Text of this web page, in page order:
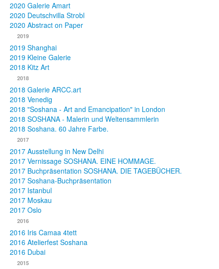
2020 Galerie Amart
2020 Deutschvilla Strobl
2020 Abstract on Paper
2019
2019 Shanghai
2019 Kleine Galerie
2018 Kitz Art
2018
2018 Galerie ARCC.art
2018 Venedig
2018 "Soshana - Art and Emancipation" in London
2018 SOSHANA - Malerin und Weltensammlerin
2018 Soshana. 60 Jahre Farbe.
2017
2017 Ausstellung in New Delhi
2017 Vernissage SOSHANA. EINE HOMMAGE.
2017 Buchpräsentation SOSHANA. DIE TAGEBÜCHER.
2017 Soshana-Buchpräsentation
2017 Istanbul
2017 Moskau
2017 Oslo
2016
2016 Iris Camaa 4tett
2016 Atelierfest Soshana
2016 Dubai
2015